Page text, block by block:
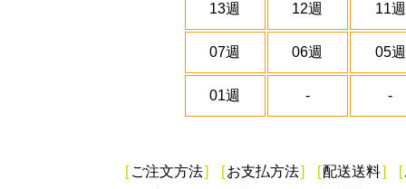
13週 12週 11週
07週 06週 05週
01週 - -
[ ご注文方法] [お支払方法] [配送送料] [